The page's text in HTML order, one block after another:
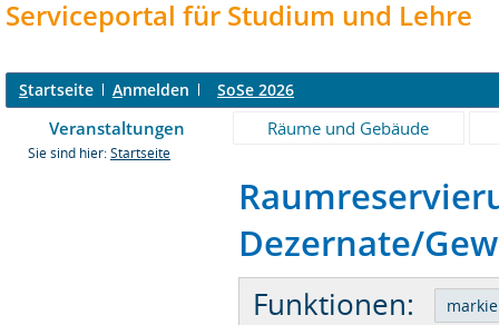
Serviceportal für Studium und Lehre
Startseite Anmelden SoSe 2026
Veranstaltungen Räume und Gebäude
Sie sind hier: Startseite
Dezernate/
Funktionen: